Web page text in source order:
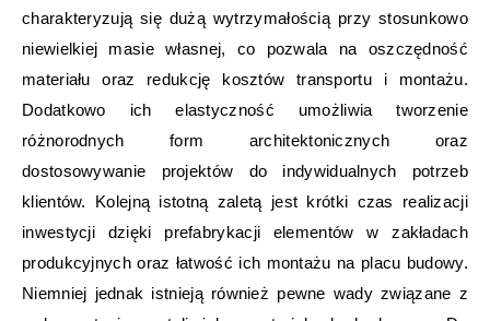
charakteryzują się dużą wytrzymałością przy stosunkowo
niewielkiej masie własnej, co pozwala na oszczędność
materiału oraz redukcję kosztów transportu i montażu.
Dodatkowo ich elastyczność umożliwia tworzenie
różnorodnych form architektonicznych oraz
dostosowywanie projektów do indywidualnych potrzeb
klientów. Kolejną istotną zaletą jest krótki czas realizacji
inwestycji dzięki prefabrykacji elementów w zakładach
produkcyjnych oraz łatwość ich montażu na placu budowy.
Niemniej jednak istnieją również pewne wady związane z